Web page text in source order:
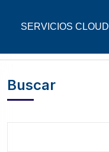
SERVICIOS CLOUD
Buscar